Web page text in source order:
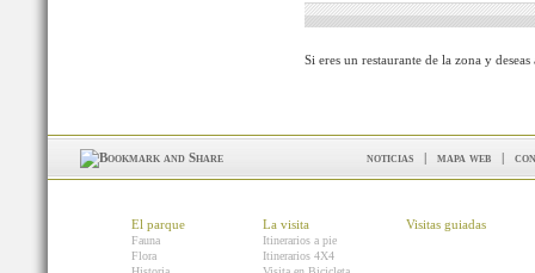
Si eres un restaurante de la zona y
noticias | mapa web |
El parque
Fauna
Flora
La visita
Itinerarios a pie
Itinerarios 4X4
Visitas guiadas